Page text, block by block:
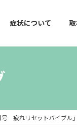
症状について
疲れリセットバイブル」